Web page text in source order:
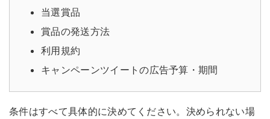
当選賞品
賞品の発送方法
利用規約
キャンペーンツイートの広告予算・期間
条件はすべて具体的に決めてください。決められない場